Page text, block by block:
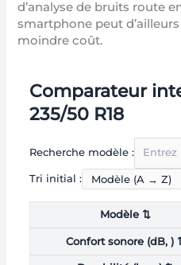
d’analyse de bruits route
smartphone peut
moindre coût.
Comparateur
235/50 R18
Recherche modèle :
Tri initial :
Modèle ⇅
Confort sonore (dB, ︎)